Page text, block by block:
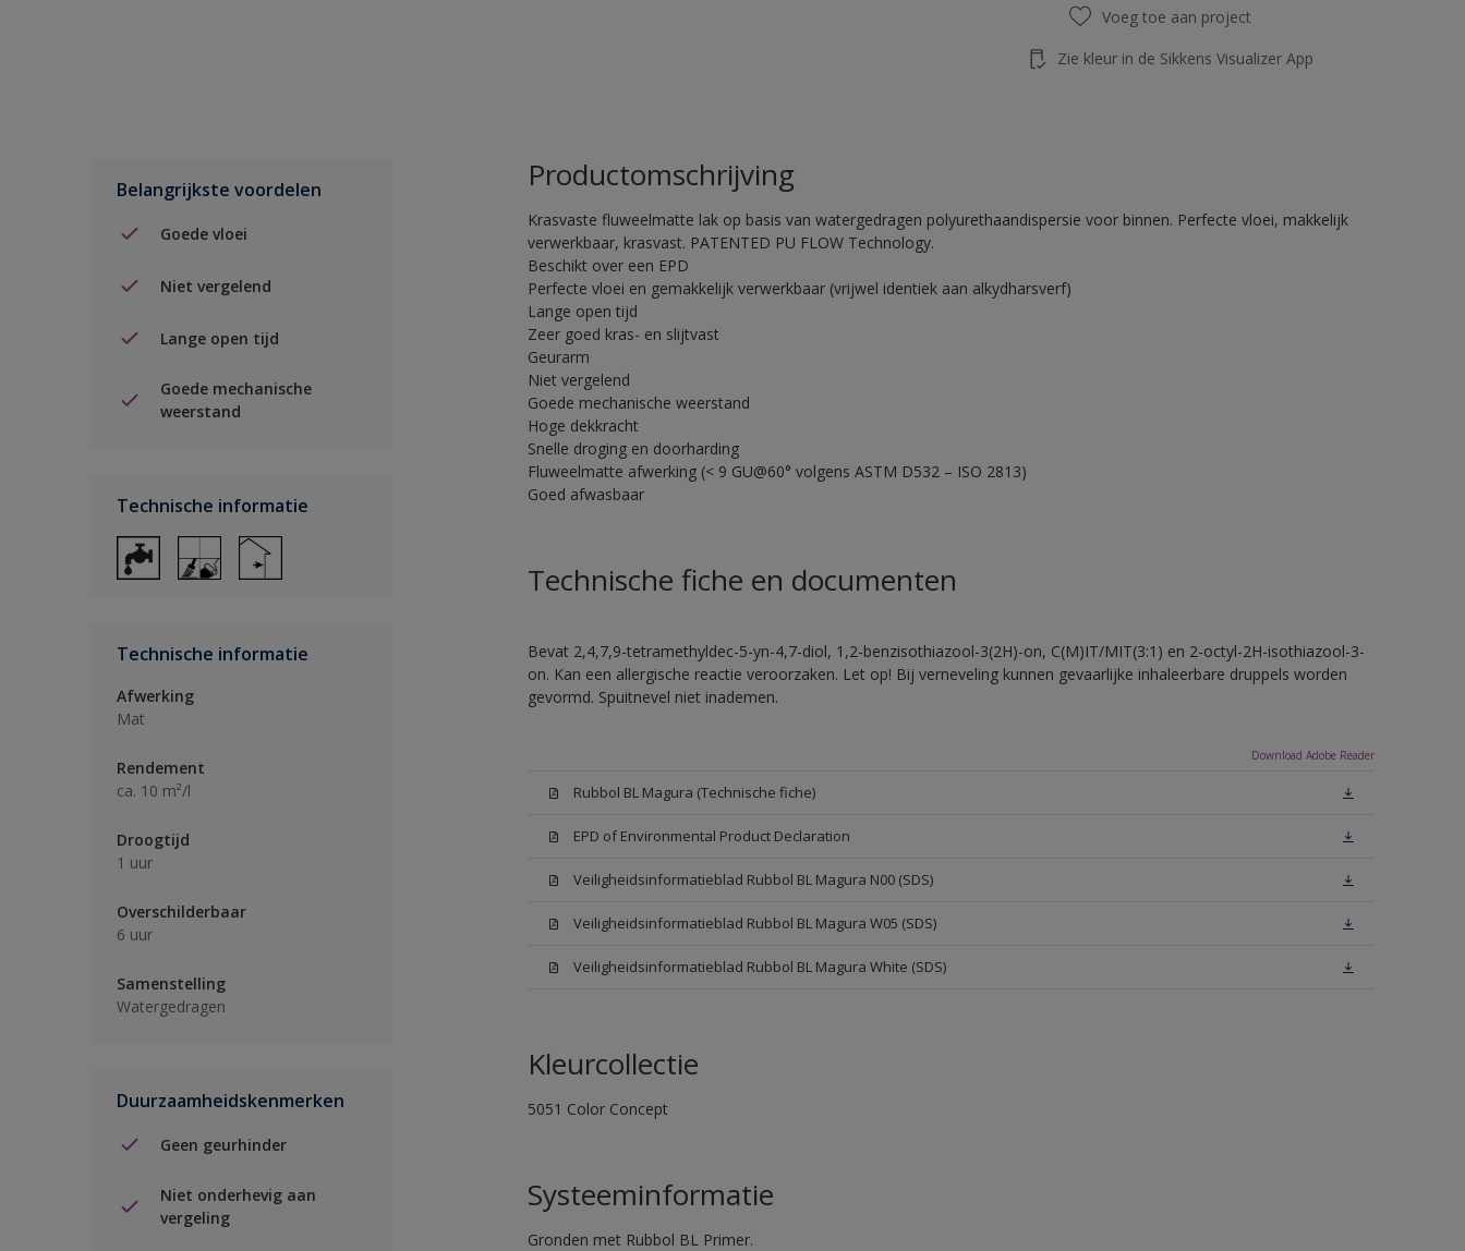
Voeg toe aan project
Zie kleur in de Sikkens Visualizer App
Belangrijkste voordelen
Goede vloei
Niet vergelend
Lange open tijd
Goede mechanische
weerstand
Technische informatie
Technische informatie
Afwerking
Mat
Rendement
ca. 10 m²/l
Droogtijd
1 uur
Overschilderbaar
6 uur
Samenstelling
Watergedragen
Duurzaamheidskenmerken
Geen geurhinder
Niet onderhevig aan
vergeling
Productomschrijving
Krasvaste fluweelmatte lak op basis van watergedragen polyurethaandispersie voor binnen. Perfecte vloei, makkelijk
verwerkbaar, krasvast. PATENTED PU FLOW Technology.
Beschikt over een EPD
Perfecte vloei en gemakkelijk verwerkbaar (vrijwel identiek aan alkydharsverf)
Lange open tijd
Zeer goed kras- en slijtvast
Geurarm
Niet vergelend
Goede mechanische weerstand
Hoge dekkracht
Snelle droging en doorharding
Fluweelmatte afwerking (< 9 GU@60° volgens ASTM D532 – ISO 2813)
Goed afwasbaar
Technische fiche en documenten
Bevat 2,4,7,9-tetramethyldec-5-yn-4,7-diol, 1,2-benzisothiazool-3(2H)-on, C(M)IT/MIT(3:1) en 2-octyl-2H-isothiazool-3-
on. Kan een allergische reactie veroorzaken. Let op! Bij verneveling kunnen gevaarlijke inhaleerbare druppels worden
gevormd. Spuitnevel niet inademen.
Download Adobe Reader
Rubbol BL Magura (Technische fiche)
EPD of Environmental Product Declaration
Veiligheidsinformatieblad Rubbol BL Magura N00 (SDS)
Veiligheidsinformatieblad Rubbol BL Magura W05 (SDS)
Veiligheidsinformatieblad Rubbol BL Magura White (SDS)
Kleurcollectie
5051 Color Concept
Systeeminformatie
Gronden met Rubbol BL Primer.